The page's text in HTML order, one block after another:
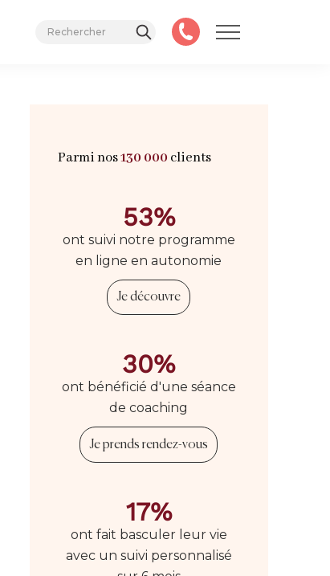
Parmi nos130 000 clients
53%
ont suivi notre programme
en ligne en autonomie
Je découvre
30%
ont bénéficié d'une séance
de coaching
Je prends rendez-vous
17%
ont fait basculer leur vie
avec un suivi personnalisé